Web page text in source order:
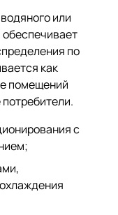
или
обеспечивает
по
как
помещений
с